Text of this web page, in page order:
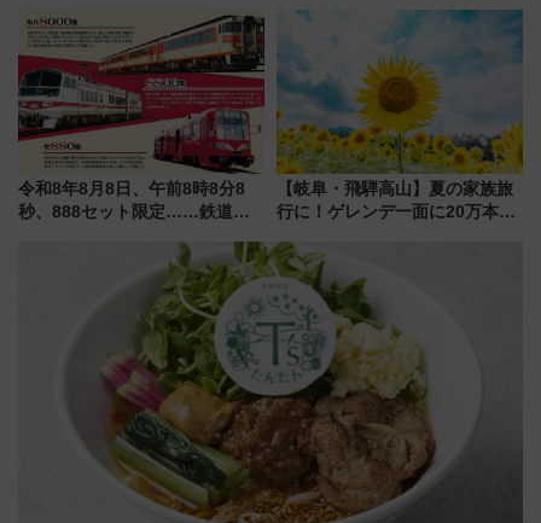
地のふらっと立ち食いそば』
7/27夜10時～放送
した、推し活遠征や観光時のリ
令和8年8月8日、午前8時8分8
秒、888セット限定……鉄道各
【岐阜・飛騨高山】夏の家族旅
行に！ゲレンデ一面に20万本の
アひまわり園」開園